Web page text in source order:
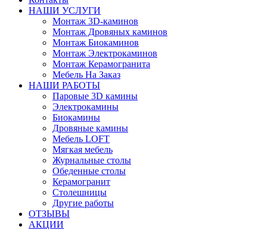
НАШИ УСЛУГИ
Монтаж 3D-каминов
Монтаж Дровяных каминов
Монтаж Биокаминов
Монтаж Электрокаминов
Монтаж Керамогранита
Мебель На Заказ
НАШИ РАБОТЫ
Паровые 3D камины
Электрокамины
Биокамины
Дровяные камины
Мебель LOFT
Мягкая мебель
Журнальные столы
Обеденные столы
Керамогранит
Столешницы
Другие работы
ОТЗЫВЫ
АКЦИИ